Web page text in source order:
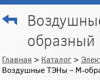
образный
Главная > Каталог >
Воздушные ТЭНы – М-